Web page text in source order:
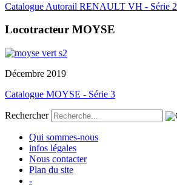
Catalogue Autorail RENAULT VH - Série 2
Locotracteur MOYSE
Décembre 2019
Catalogue MOYSE - Série 3
Rechercher
Qui sommes-nous
infos légales
Nous contacter
Plan du site
-